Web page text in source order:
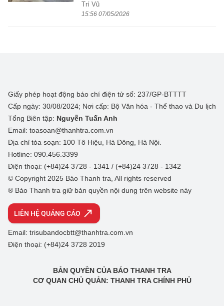
Trí Vũ
15:56 07/05/2026
Giấy phép hoạt động báo chí điện tử số: 237/GP-BTTTT
Cấp ngày: 30/08/2024; Nơi cấp: Bộ Văn hóa - Thể thao và Du lịch
Tổng Biên tập: Nguyễn Tuấn Anh
Email: toasoan@thanhtra.com.vn
Địa chỉ tòa soạn: 100 Tô Hiệu, Hà Đông, Hà Nội.
Hotline: 090.456.3399
Điện thoại: (+84)24 3728 - 1341 / (+84)24 3728 - 1342
© Copyright 2025 Báo Thanh tra, All rights reserved
® Báo Thanh tra giữ bản quyền nội dung trên website này
LIÊN HỆ QUẢNG CÁO
Email: trisubandocbtt@thanhtra.com.vn
Điện thoại: (+84)24 3728 2019
BẢN QUYỀN CỦA BÁO THANH TRA
CƠ QUAN CHỦ QUẢN: THANH TRA CHÍNH PHỦ